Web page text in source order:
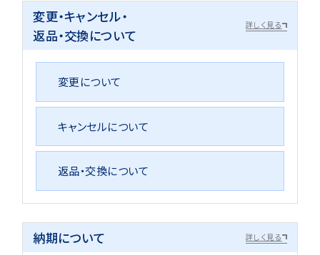
変更・キャンセル・
返品・交換について
詳しく見る
変更について
キャンセルについて
返品・交換について
納期について 詳しく見る